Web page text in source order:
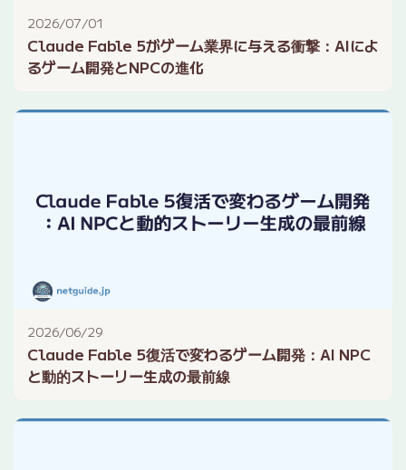
2026/07/01
Claude Fable 5がゲーム業界に与える衝撃：AIによ
るゲーム開発とNPCの進化
2026/06/29
Claude Fable 5復活で変わるゲーム開発：AI NPC
と動的ストーリー生成の最前線